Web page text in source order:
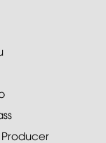
Producer